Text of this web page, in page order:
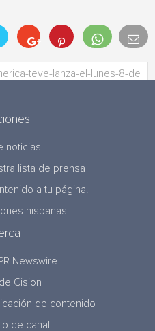
noticias
lista de prensa
a tu página!
hispanas
Newswire
Cision
de contenido
de canal